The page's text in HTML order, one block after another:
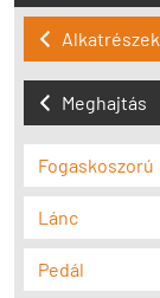
Alkatrészek
Meghajtás
Fogaskoszorú
Lánc
Pedál